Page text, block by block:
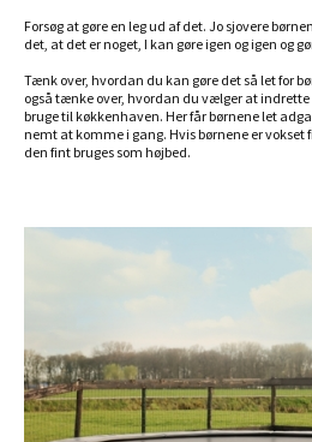
Forsøg at gøre en leg ud af det. Jo sjovere
det, at det er noget, I kan gøre igen og igen og
Tænk over, hvordan du kan gøre det så let for
også tænke over, hvordan du vælger at
bruge til køkkenhaven. Her får børnene let
nemt at komme i gang. Hvis børnene er vokset
den fint bruges som højbed.